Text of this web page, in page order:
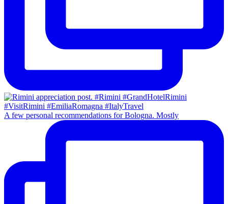
A few personal recommendations for Bologna. Mostly